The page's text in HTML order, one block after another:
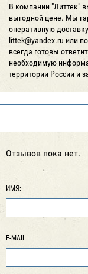
В компании "Литтек"
выгодной цене. Мы
оперативную
littek@yandex.ru или
всегда готовы
необходимую
территории России и
Отзывов пока нет.
ИМЯ:
E-MAIL: